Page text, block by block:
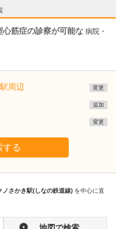
筋症の診察が可能な 病院・
周辺 変更
追加
変更
する
ノさかき駅(しなの鉄道線) を中心に直